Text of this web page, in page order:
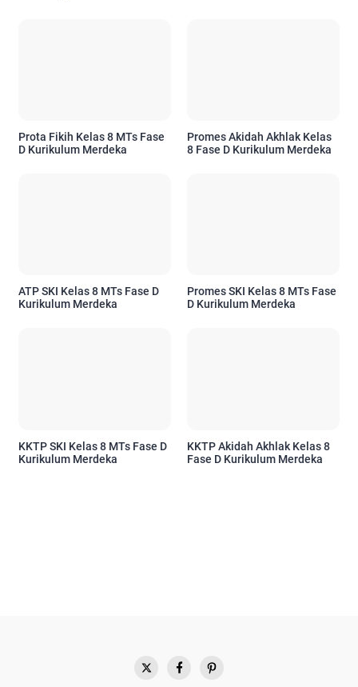
Prota Fikih Kelas 8 MTs Fase
D Kurikulum Merdeka
Promes Akidah Akhlak Kelas
8 Fase D Kurikulum Merdeka
ATP SKI Kelas 8 MTs Fase D
Kurikulum Merdeka
Promes SKI Kelas 8 MTs Fase
D Kurikulum Merdeka
KKTP SKI Kelas 8 MTs Fase D
Kurikulum Merdeka
KKTP Akidah Akhlak Kelas 8
Fase D Kurikulum Merdeka